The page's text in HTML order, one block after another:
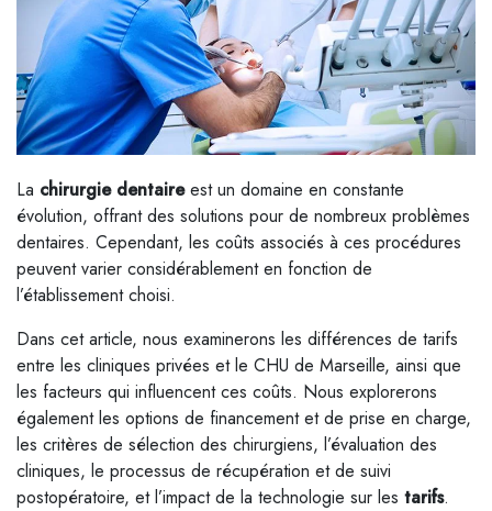
La chirurgie dentaireest un domaine en constante
évolution, offrant des solutions pour de nombreux problèmes
dentaires. Cependant, les coûts associés à ces procédures
peuvent varier considérablement en fonction de
l’établissement choisi.
Dans cet article, nous examinerons les différences de tarifs
entre les cliniques privées et le CHU de Marseille, ainsi que
les facteurs qui influencent ces coûts. Nous explorerons
également les options de financement et de prise en charge,
les critères de sélection des chirurgiens, l’évaluation des
cliniques, le processus de récupération et de suivi
postopératoire, et l’impact de la technologie sur les tarifs.